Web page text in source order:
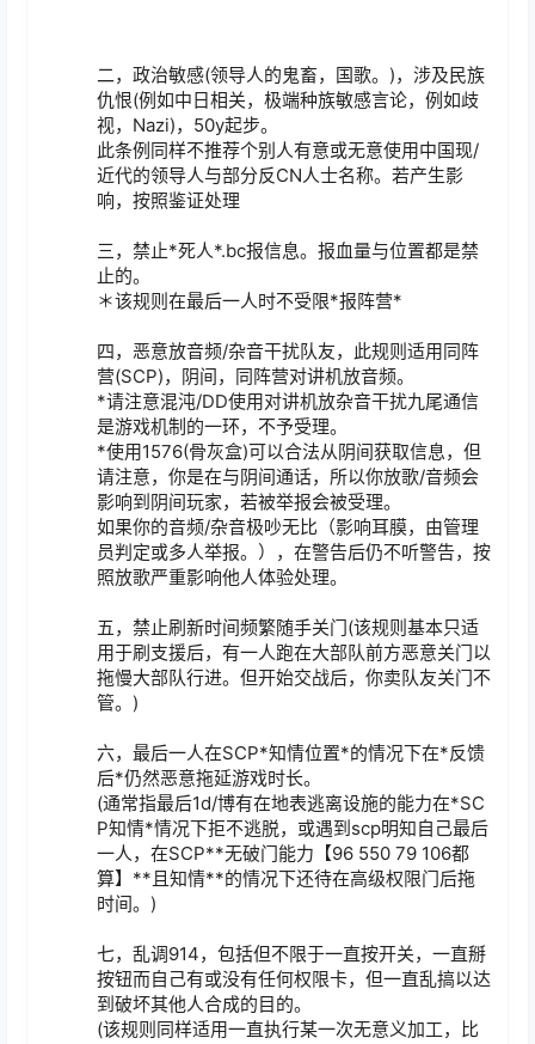
二，政治敏感(领导人的鬼畜，国歌。)，涉及民族
仇恨(例如中日相关，极端种族敏感言论，例如歧
视，Nazi)，50y起步。
此条例同样不推荐个别人有意或无意使用中国现/
近代的领导人与部分反CN人士名称。若产生影
响，按照鉴证处理
三，禁止*死人*.bc报信息。报血量与位置都是禁
止的。
＊该规则在最后一人时不受限*报阵营*
四，恶意放音频/杂音干扰队友，此规则适用同阵
营(SCP)，阴间，同阵营对讲机放音频。
*请注意混沌/DD使用对讲机放杂音干扰九尾通信
是游戏机制的一环，不予受理。
*使用1576(骨灰盒)可以合法从阴间获取信息，但
请注意，你是在与阴间通话，所以你放歌/音频会
影响到阴间玩家，若被举报会被受理。
如果你的音频/杂音极吵无比（影响耳膜，由管理
员判定或多人举报。），在警告后仍不听警告，按
照放歌严重影响他人体验处理。
五，禁止刷新时间频繁随手关门(该规则基本只适
用于刷支援后，有一人跑在大部队前方恶意关门以
拖慢大部队行进。但开始交战后，你卖队友关门不
管。)
六，最后一人在SCP*知情位置*的情况下在*反馈
后*仍然恶意拖延游戏时长。
(通常指最后1d/博有在地表逃离设施的能力在*SC
P知情*情况下拒不逃脱，或遇到scp明知自己最后
一人，在SCP**无破门能力【96 550 79 106都
算】**且知情**的情况下还待在高级权限门后拖
时间。)
七，乱调914，包括但不限于一直按开关，一直掰
按钮而自己有或没有任何权限卡，但一直乱搞以达
到破坏其他人合成的目的。
(该规则同样适用一直执行某一次无意义加工，比